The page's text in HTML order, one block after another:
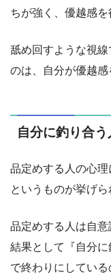
ちが強く、優越感を
舐め回すような視線
のは、自分が優越感
自分に釣り合
品定めする人の心
というものが挙げら
品定めする人は自意
結果として『自分
で終わりにしている